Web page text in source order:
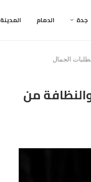
جدة الدمام المدينة
الجمال
من